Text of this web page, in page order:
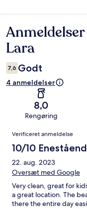
Anmeldelser
Lara
7,6 Godt
4 anmeldelser
8,0
Rengøring
Anmeldelser
Verificeret anmeldelse
10/10
22. aug. 2023
Oversæt med Google
Very clean, great for
a great location. The
there the entire day